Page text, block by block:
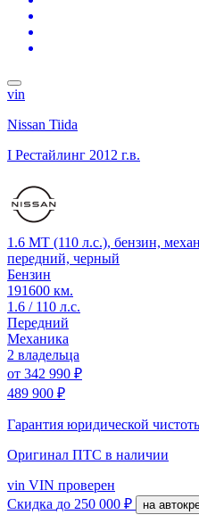
vin
Nissan Tiida
I Рестайлинг 2012 г.в.
1.6 MT (110 л.с.), бензин,
передний, черный
Бензин
191600 км.
1.6 / 110 л.с.
Передний
Механика
2 владельца
от 342 990 ₽
489 900 ₽
Гарантия юридической
Оригинал ПТС в наличии
vin VIN проверен
Скидка до 250 000 ₽ на